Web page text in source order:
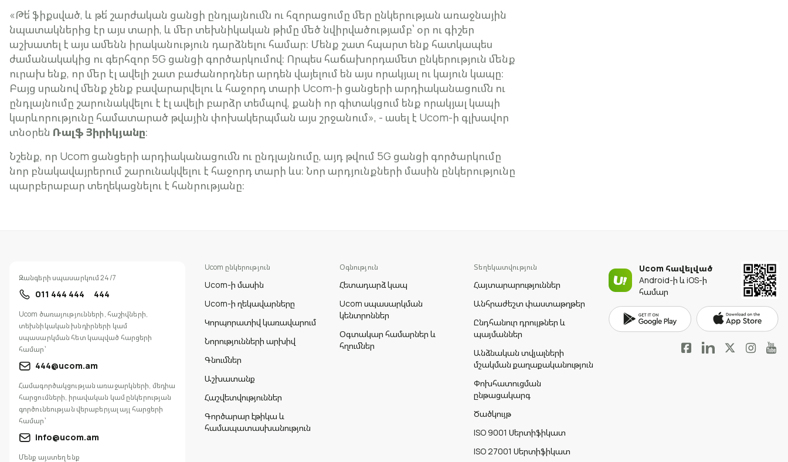
«Թե՛ ֆիքսված, և թե՛ շարժական ցանցի ընդլայնումն ու հզորացումը մեր ընկերության առաջնային
նպատակներից էր այս տարի, և մեր տեխնիկական թիմը մեծ նվիրվածությամբ՝ օր ու գիշեր
աշխատել է այս ամենն իրականություն դարձնելու համար։ Մենք շատ հպարտ ենք հատկապես
ժամանակակից ու գերհզոր 5G ցանցի գործարկումով։ Որպես հաճախորդամետ ընկերություն մենք
ուրախ ենք, որ մեր էլ ավելի շատ բաժանորդներ արդեն վայելում են այս որակյալ ու կայուն կապը։
Բայց սրանով մենք չենք բավարարվելու և հաջորդ տարի Ucom-ի ցանցերի արդիականացումն ու
ընդլայնումը շարունակվելու է էլ ավելի բարձր տեմպով, քանի որ գիտակցում ենք որակյալ կապի
կարևորությունը համատարած թվային փոխակերպման այս շրջանում», - ասել է Ucom-ի գլխավոր
տնօրեն Ռալֆ Յիրիկյանը։
Նշենք, որ Ucom ցանցերի արդիականացումն ու ընդլայնումը, այդ թվում 5G ցանցի գործարկումը
նոր բնակավայրերում շարունակվելու է հաջորդ տարի ևս։ Նոր արդյունքների մասին ընկերությունը
պարբերաբար տեղեկացնելու է հանրությանը։
Ucom ընկերություն
Ucom-ի մասին
Ucom-ի ղեկավարները
Կորպորատիվ կառավարում
Նորությունների արխիվ
Գնումներ
Աշխատանք
Հաշվետվություններ
Գործարար էթիկա և
համապատասխանություն
Օգնություն
Հետադարձ կապ
Ucom սպասարկման
կենտրոններ
Օգտակար համարներ և
հղումներ
Տեղեկատվություն
Հայտարարություններ
Անհրաժեշտ փաստաթղթեր
Ընդհանուր դրույթներ և
պայմաններ
Անձնական տվյալների
մշակման քաղաքականություն
Փոխհատուցման
ընթացակարգ
Ծածկույթ
ISO 9001 Սերտիֆիկատ
ISO 27001 Սերտիֆիկատ
Զանգերի սպասարկում 24/7
011 444 444 444
Ucom ծառայությունների, հաշիվների,
տեխնիկական խնդիրների կամ
սպասարկման հետ կապված հարցերի
համար՝
444@ucom.am
Համագործակցության առաջարկների, մեդիա
հարցումների, իրավական կամ ընկերության
գործունեության վերաբերյալ այլ հարցերի
համար՝
info@ucom.am
Մենք այստեղ ենք
Ucom հավելված
Android-ի և iOS-ի
համար